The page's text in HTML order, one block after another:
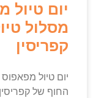
יום טיול
מסלול
קפריסין
יום טיול
החוף של